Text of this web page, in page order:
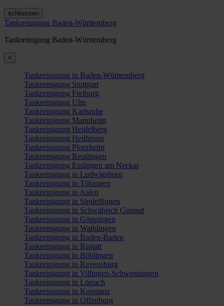
schliessen
Tankreinigung Baden-Württemberg
Tankreinigung Baden-Württemberg
×
Tankreinigung in Baden-Württemberg
Tankreinigung Stuttgart
Tankreinigung Freiburg
Tankreinigung Ulm
Tankreinigung Karlsruhe
Tankreinigung Mannheim
Tankreinigung Heidelberg
Tankreinigung Heilbronn
Tankreinigung Pforzheim
Tankreinigung Reutlingen
Tankreinigung Esslingen am Neckar
Tankreinigung in Ludwigsburg
Tankreinigung in Tübingen
Tankreinigung in Aalen
Tankreinigung in Sindelfingen
Tankreinigung in Schwäbisch Gmünd
Tankreinigung in Göppingen
Tankreinigung in Waiblingen
Tankreinigung in Baden-Baden
Tankreinigung in Rastatt
Tankreinigung in Böblingen
Tankreinigung in Ravensburg
Tankreinigung in Villingen-Schwenningen
Tankreinigung in Lörrach
Tankreinigung in Konstanz
Tankreinigung in Offenburg